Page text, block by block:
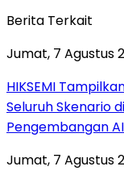
Berita Terkait
Jumat, 7 Agustus
HIKSEMI
Seluruh Skenario
Pengembangan
Jumat, 7 Agustus